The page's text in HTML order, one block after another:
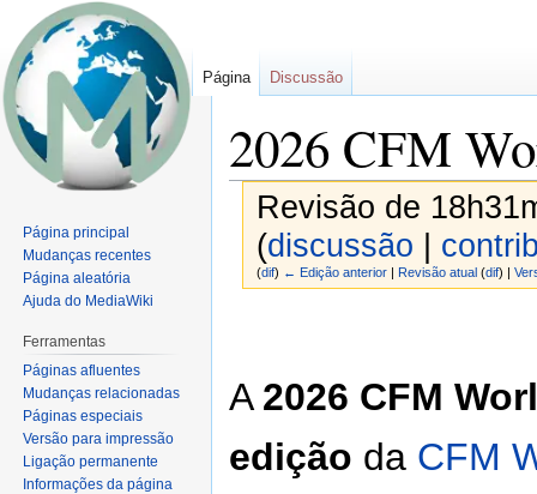
2026 CFM
Revisão de
(discussão
(dif) ← Edição anterior Revisão atual (dif) |
A 2026 CFM
edição da CFM
Página Discussão
Página principal
Mudanças recentes
Página aleatória
Ajuda do MediaWiki
Ferramentas
Páginas afluentes
Mudanças relacionadas
Páginas especiais
Versão para impressão
Ligação permanente
Informações da página